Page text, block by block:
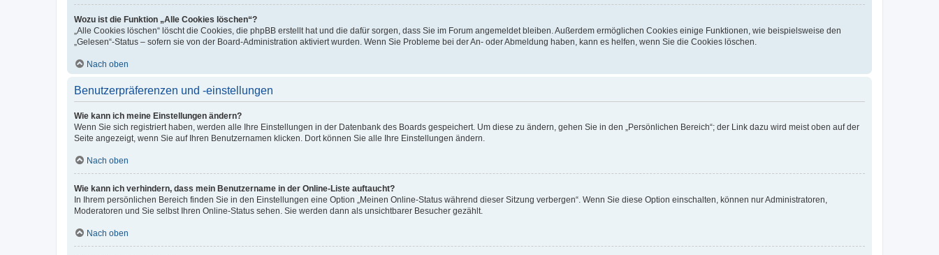
Wozu ist die Funktion „Alle Cookies löschen“?
„Alle Cookies löschen“ löscht die Cookies, die phpBB erstellt hat und die dafür sorgen, dass Sie im Forum angemeldet bleiben. Außerdem ermöglichen Cookies einige Funktionen, wie beispielsweise den
„Gelesen“-Status – sofern sie von der Board-Administration aktiviert wurden. Wenn Sie Probleme bei der An- oder Abmeldung haben, kann es helfen, wenn Sie die Cookies löschen.
Nach oben
Benutzerpräferenzen und -einstellungen
Wie kann ich meine Einstellungen ändern?
Wenn Sie sich registriert haben, werden alle Ihre Einstellungen in der Datenbank des Boards gespeichert. Um diese zu ändern, gehen Sie in den „Persönlichen Bereich“; der Link dazu wird meist oben auf der
Seite angezeigt, wenn Sie auf Ihren Benutzernamen klicken. Dort können Sie alle Ihre Einstellungen ändern.
Nach oben
Wie kann ich verhindern, dass mein Benutzername in der Online-Liste auftaucht?
In Ihrem persönlichen Bereich finden Sie in den Einstellungen eine Option „Meinen Online-Status während dieser Sitzung verbergen“. Wenn Sie diese Option einschalten, können nur Administratoren,
Moderatoren und Sie selbst Ihren Online-Status sehen. Sie werden dann als unsichtbarer Besucher gezählt.
Nach oben